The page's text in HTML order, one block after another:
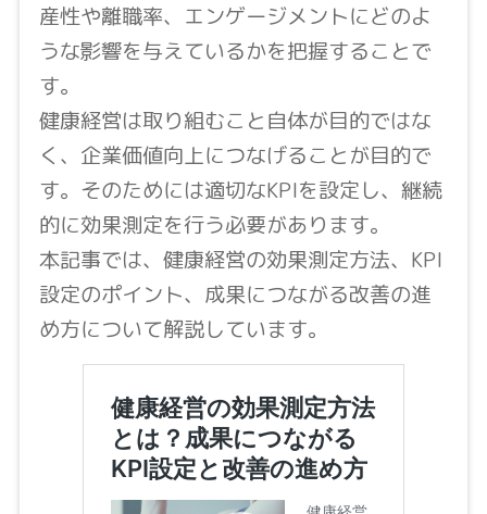
産性や離職率、エンゲージメントにどのよ
うな影響を与えているかを把握することで
す。
健康経営は取り組むこと自体が目的ではな
く、企業価値向上につなげることが目的で
す。そのためには適切なKPIを設定し、継続
的に効果測定を行う必要があります。
本記事では、健康経営の効果測定方法、KPI
設定のポイント、成果につながる改善の進
め方について解説しています。